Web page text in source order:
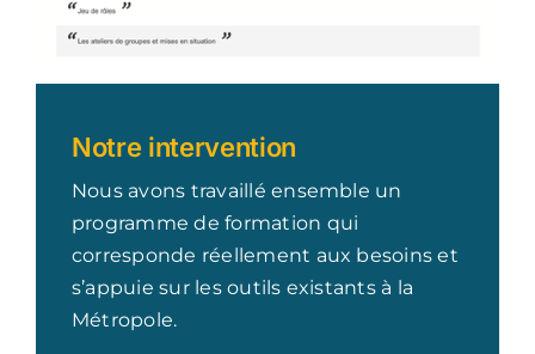
Notre intervention
Nous avons travaillé ensemble un
programme de formation qui
corresponde réellement aux besoins et
s’appuie sur les outils existants à la
Métropole.